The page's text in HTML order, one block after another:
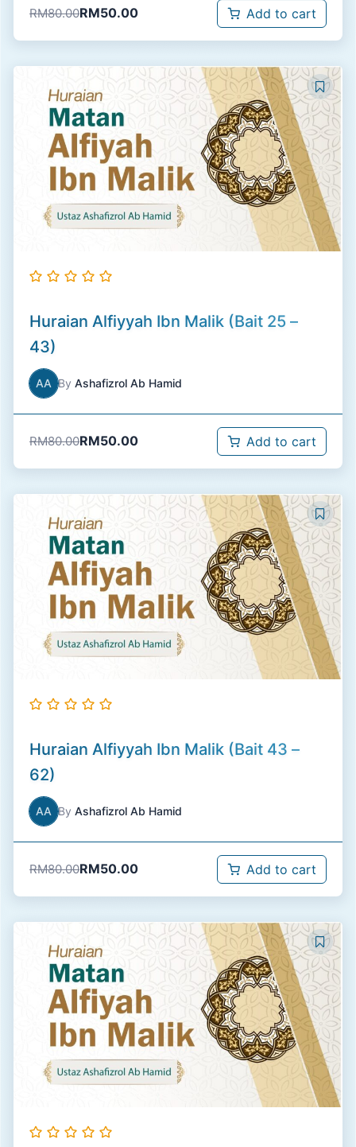
RM80.00RM50.00 Add to cart
Huraian Alfiyyah Ibn Malik (Bait 25 –
43)
AA By Ashafizrol Ab Hamid
RM80.00RM50.00 Add to cart
Huraian Alfiyyah Ibn Malik (Bait 43 –
62)
AA By Ashafizrol Ab Hamid
RM80.00RM50.00 Add to cart